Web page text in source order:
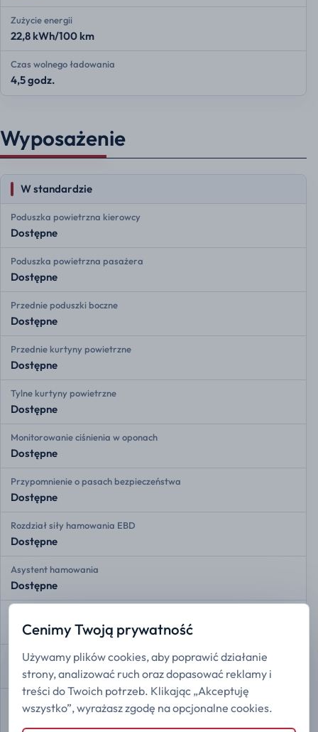
Zużycie energii
22,8 kWh/100 km
Czas wolnego ładowania
4,5 godz.
Wyposażenie
W standardzie
Poduszka powietrzna kierowcy
Dostępne
Poduszka powietrzna pasażera
Dostępne
Przednie poduszki boczne
Dostępne
Przednie kurtyny powietrzne
Dostępne
Tylne kurtyny powietrzne
Dostępne
Monitorowanie ciśnienia w oponach
Dostępne
Przypomnienie o pasach bezpieczeństwa
Dostępne
Rozdział siły hamowania EBD
Dostępne
Asystent hamowania
Dostępne
Dostępne
Stabilizacja toru jazdy ESP
Dostępne
Asystent zmiany pasa ruchu
Dostępne
Cenimy Twoją prywatność
Używamy plików cookies, aby poprawić działanie
strony, analizować ruch oraz dopasować reklamy i
treści do Twoich potrzeb. Klikając „Akceptuję
wszystko”, wyrażasz zgodę na opcjonalne cookies.